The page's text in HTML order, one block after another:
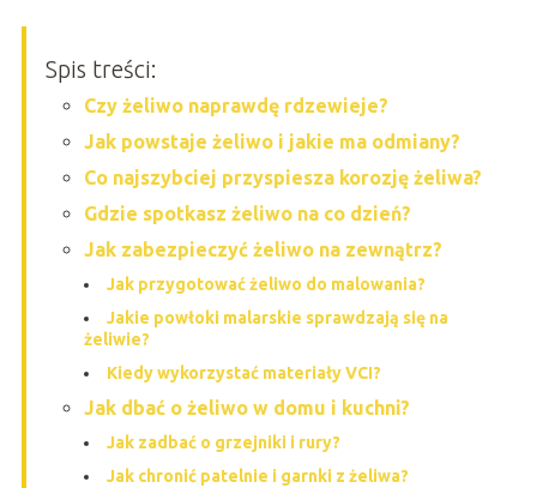
Spis treści:
Czy żeliwo naprawdę rdzewieje?
Jak powstaje żeliwo i jakie ma odmiany?
Co najszybciej przyspiesza korozję żeliwa?
Gdzie spotkasz żeliwo na co dzień?
Jak zabezpieczyć żeliwo na zewnątrz?
Jak przygotować żeliwo do malowania?
Jakie powłoki malarskie sprawdzają się na
żeliwie?
Kiedy wykorzystać materiały VCI?
Jak dbać o żeliwo w domu i kuchni?
Jak zadbać o grzejniki i rury?
Jak chronić patelnie i garnki z żeliwa?